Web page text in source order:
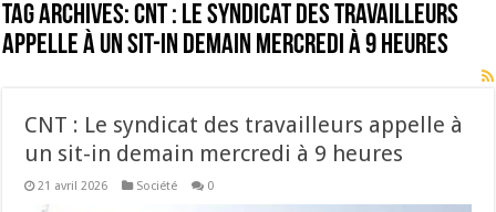
Tag Archives:CNT : Le syndicat des travailleurs
appelle à un sit-in demain mercredi à 9 heures
CNT : Le syndicat des travailleurs appelle à
un sit-in demain mercredi à 9 heures
21 avril 2026 Société 0